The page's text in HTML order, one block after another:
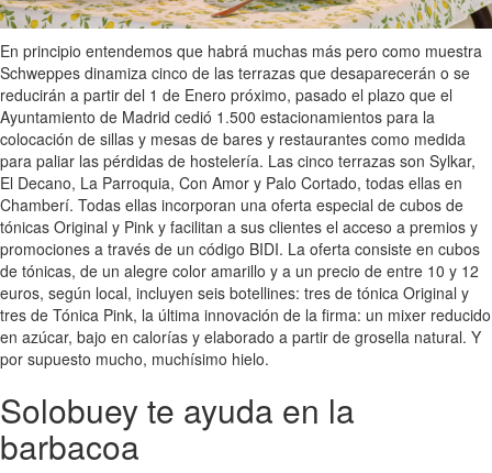
En principio entendemos que habrá muchas más pero como muestra
Schweppes dinamiza cinco de las terrazas que desaparecerán o se
reducirán a partir del 1 de Enero próximo, pasado el plazo que el
Ayuntamiento de Madrid cedió 1.500 estacionamientos para la
colocación de sillas y mesas de bares y restaurantes como medida
para paliar las pérdidas de hostelería. Las cinco terrazas son Sylkar,
El Decano, La Parroquia, Con Amor y Palo Cortado, todas ellas en
Chamberí. Todas ellas incorporan una oferta especial de cubos de
tónicas Original y Pink y facilitan a sus clientes el acceso a premios y
promociones a través de un código BIDI. La oferta consiste en cubos
de tónicas, de un alegre color amarillo y a un precio de entre 10 y 12
euros, según local, incluyen seis botellines: tres de tónica Original y
tres de Tónica Pink, la última innovación de la firma: un mixer reducido
en azúcar, bajo en calorías y elaborado a partir de grosella natural. Y
por supuesto mucho, muchísimo hielo.
Solobuey te ayuda en la
barbacoa